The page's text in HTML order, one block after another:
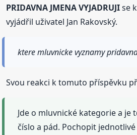
PRIDAVNA JMENA VYJADRUJIse
vyjádřil uživatel Jan Rakovský.
ktere mluvnicke vyznamy
Svou reakci k tomuto příspěvku
Jde o mluvnické kategorie a je
číslo a pád. Pochopit